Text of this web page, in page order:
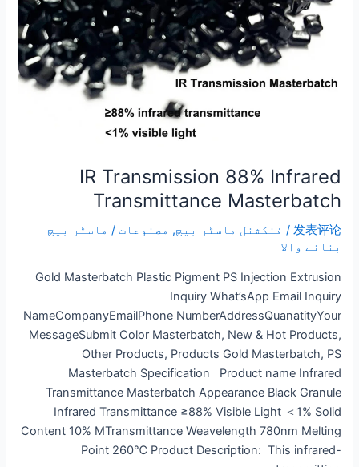
IR Transmission 88% Infrared
Transmittance Masterbatch
发表评论
/ فنکشنل ماسٹر بیچ, مصنوعات / ماسٹر بیچ
بنانے والا
Gold Masterbatch Plastic Pigment PS Injection Extrusion
Inquiry What’sApp Email Inquiry
NameCompanyEmailPhone NumberAddressQuanatityYour
MessageSubmit Color Masterbatch, New & Hot Products,
Other Products, Products Gold Masterbatch, PS
Masterbatch Specification Product name Infrared
Transmittance Masterbatch Appearance Black Granule
Infrared Transmittance ≥88% Visible Light ＜1% Solid
Content 10% MTransmittance Weavelength 780nm Melting
Point 260℃ Product Description: This infrared-